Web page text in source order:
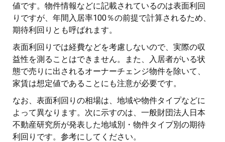
値です。物件情報などに記載されているのは表面利回
りですが、年間入居率100％の前提で計算されるため、
期待利回りとも呼ばれます。
表面利回りでは経費などを考慮しないので、実際の収
益性を測ることはできません。また、入居者がいる状
態で売りに出されるオーナーチェンジ物件を除いて、
家賃は想定値であることにも注意が必要です。
なお、表面利回りの相場は、地域や物件タイプなどに
よって異なります。次に示すのは、一般財団法人日本
不動産研究所が発表した地域別・物件タイプ別の期待
利回りです。参考にしてください。